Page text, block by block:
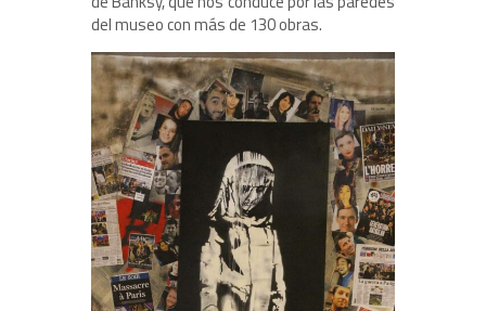
del museo con más de 130 obras.